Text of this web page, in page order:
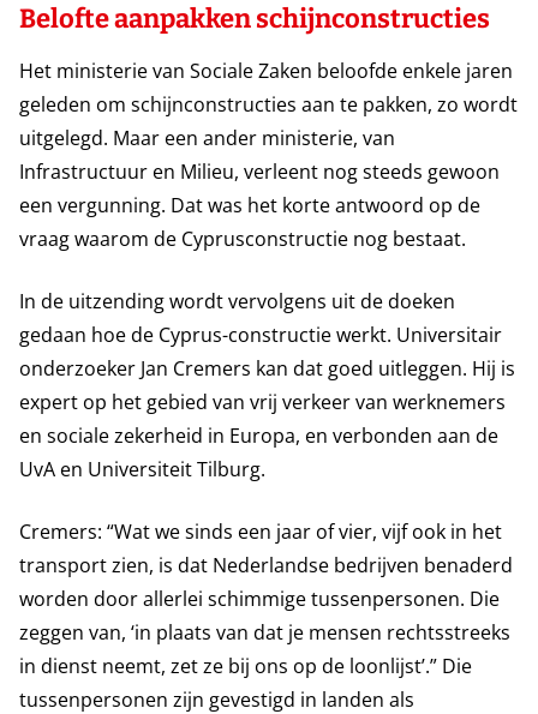
Belofte aanpakken schijnconstructies
Het ministerie van Sociale Zaken beloofde enkele jaren
geleden om schijnconstructies aan te pakken, zo wordt
uitgelegd. Maar een ander ministerie, van
Infrastructuur en Milieu, verleent nog steeds gewoon
een vergunning. Dat was het korte antwoord op de
vraag waarom de Cyprusconstructie nog bestaat.
In de uitzending wordt vervolgens uit de doeken
gedaan hoe de Cyprus-constructie werkt. Universitair
onderzoeker Jan Cremers kan dat goed uitleggen. Hij is
expert op het gebied van vrij verkeer van werknemers
en sociale zekerheid in Europa, en verbonden aan de
UvA en Universiteit Tilburg.
Cremers: “Wat we sinds een jaar of vier, vijf ook in het
transport zien, is dat Nederlandse bedrijven benaderd
worden door allerlei schimmige tussenpersonen. Die
zeggen van, ‘in plaats van dat je mensen rechtsstreeks
in dienst neemt, zet ze bij ons op de loonlijst’.” Die
tussenpersonen zijn gevestigd in landen als